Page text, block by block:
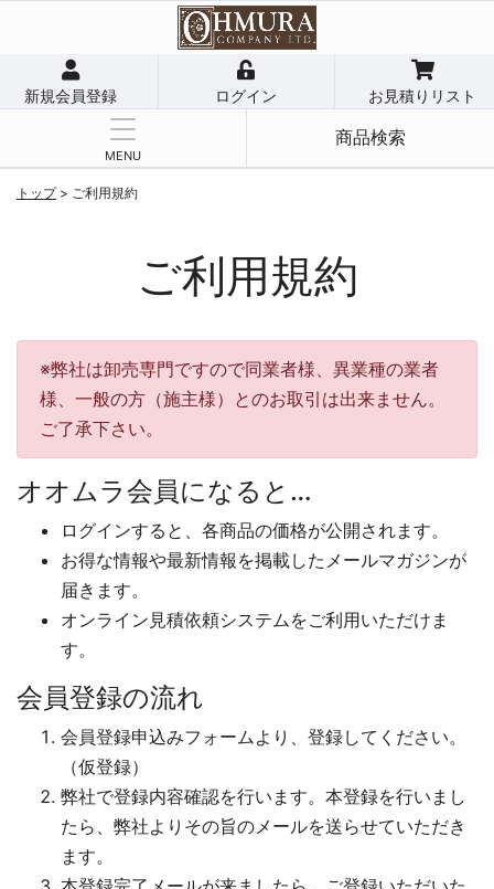
新規会員登録 ログイン お見積りリスト
MENU
商品検索
トップ > ご利用規約
ご利用規約
※弊社は卸売専門ですので同業者様、異業種の業者
様、一般の方（施主様）とのお取引は出来ません。
ご了承下さい。
オオムラ会員になると…
ログインすると、各商品の価格が公開されます。
お得な情報や最新情報を掲載したメールマガジンが
届きます。
オンライン見積依頼システムをご利用いただけま
す。
会員登録の流れ
会員登録申込みフォームより、登録してください。
（仮登録）
弊社で登録内容確認を行います。本登録を行いまし
たら、弊社よりその旨のメールを送らせていただき
ます。